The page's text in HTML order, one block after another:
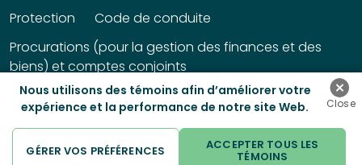
Protection
Code de conduite
Procurations (pour la gestion des finances et des
biens) et comptes conjoints
© 2026 Banque HomeEquity. | Tous droits réservés.
Nous utilisons des témoins afin d’améliorer votre
expérience et la performance de notre site Web.
GÉRER VOS PRÉFÉRENCES ACCEPTER TOUS LES
TÉMOINS